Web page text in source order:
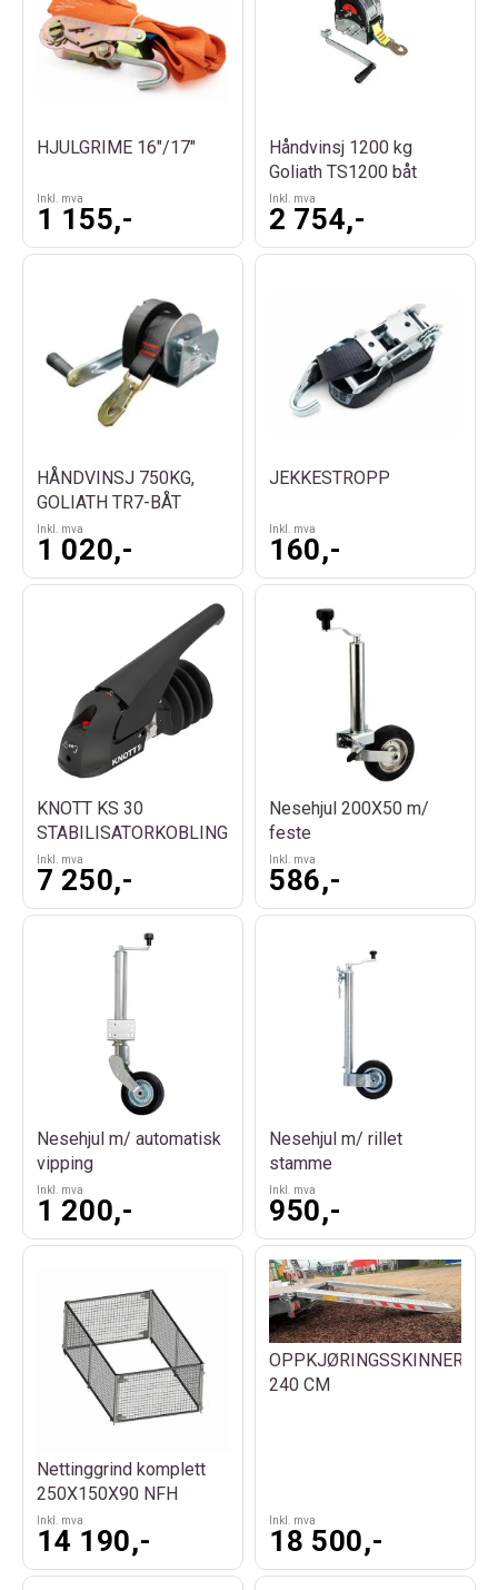
HJULGRIME 16"/17"
Inkl. mva
1 155,-
Håndvinsj 1200 kg
Goliath TS1200 båt
Inkl. mva
2 754,-
HÅNDVINSJ 750KG,
GOLIATH TR7-BÅT
Inkl. mva
1 020,-
JEKKESTROPP
Inkl. mva
160,-
KNOTT KS 30
STABILISATORKOBLING
Inkl. mva
7 250,-
Nesehjul 200X50 m/
feste
Inkl. mva
586,-
Nesehjul m/ automatisk
vipping
Inkl. mva
1 200,-
Nesehjul m/ rillet
stamme
Inkl. mva
950,-
Nettinggrind komplett
250X150X90 NFH
Inkl. mva
14 190,-
OPPKJØRINGSSKINNER
240 CM
Inkl. mva
18 500,-